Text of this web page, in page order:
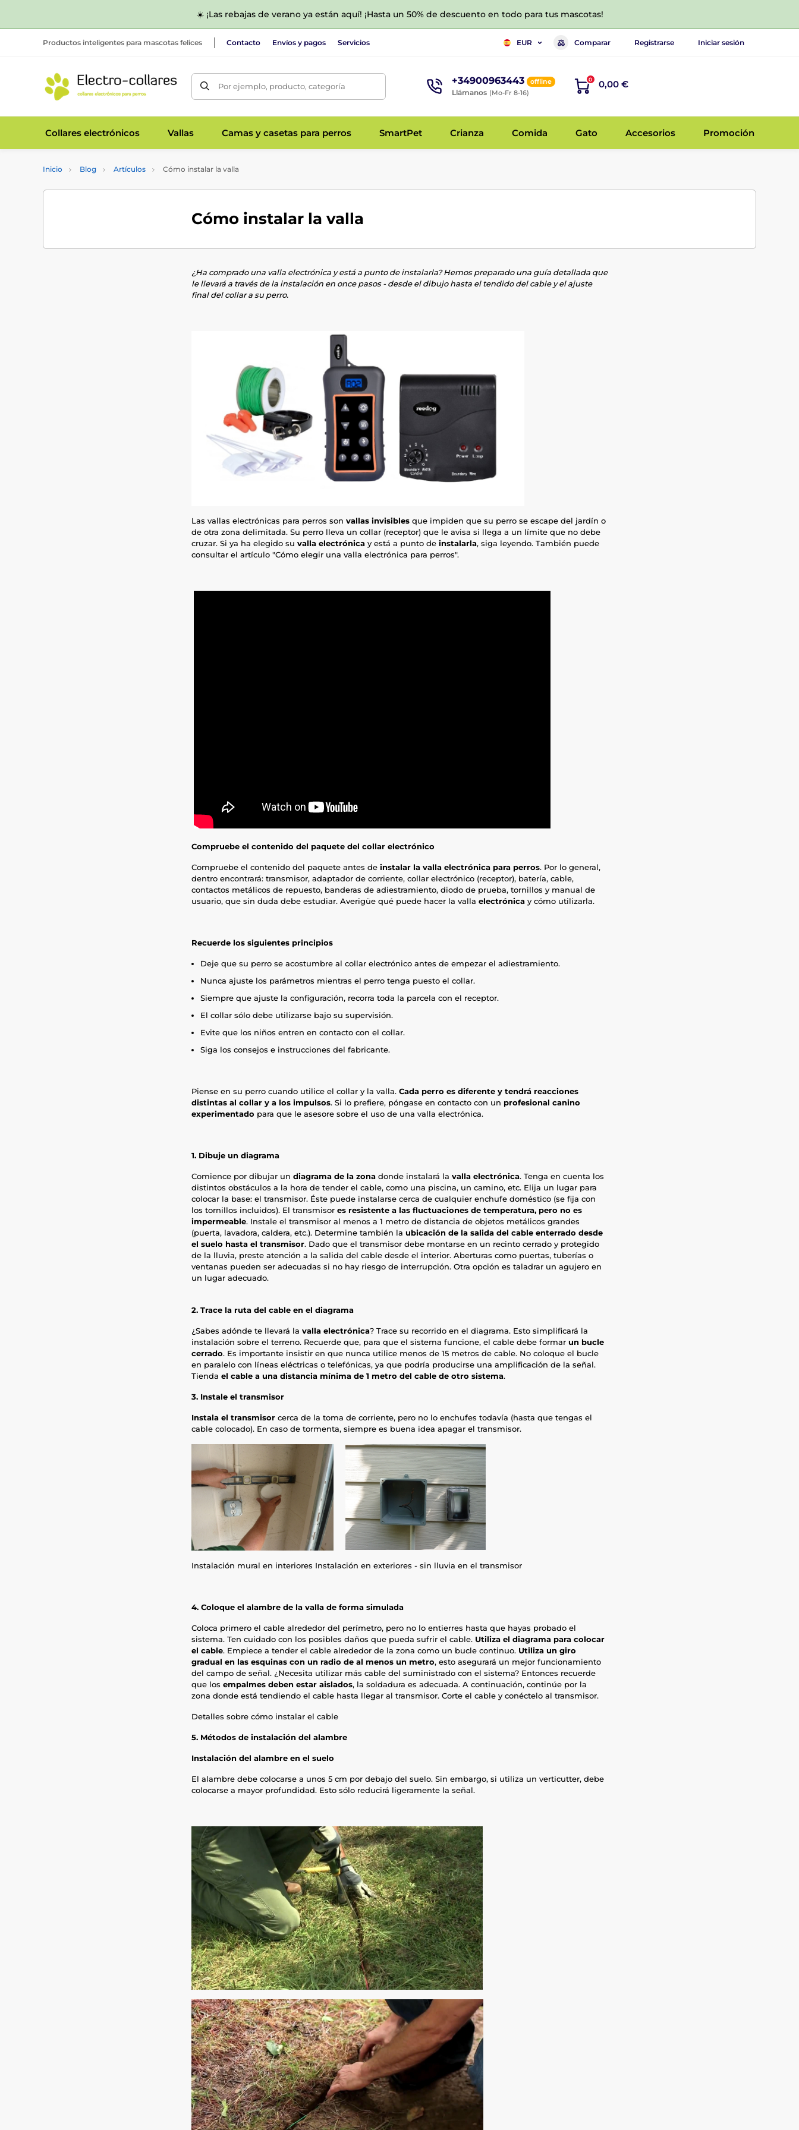
☀️ ¡Las rebajas de verano ya están aquí! ¡Hasta un 50% de descuento en todo para tus mascotas!
Productos inteligentes para mascotas felices Contacto Envíos y pagos Servicios EUR Comparar Registrarse Iniciar sesión
Por ejemplo, producto, categoría +34900963443 offline
Llámanos (Mo-Fr 8-16)
0 0,00 €
Collares electrónicos Vallas Camas y casetas para perros SmartPet Crianza Comida Gato Accesorios Promoción
Inicio Blog Artículos Cómo instalar la valla
Cómo instalar la valla
¿Ha comprado una valla electrónica y está a punto de instalarla? Hemos preparado una guía detallada que
le llevará a través de la instalación en once pasos - desde el dibujo hasta el tendido del cable y el ajuste
final del collar a su perro.
Las vallas electrónicas para perros son vallas invisibles que impiden que su perro se escape del jardín o
de otra zona delimitada. Su perro lleva un collar (receptor) que le avisa si llega a un límite que no debe
cruzar. Si ya ha elegido su valla electrónica y está a punto de instalarla, siga leyendo. También puede
consultar el artículo "Cómo elegir una valla electrónica para perros".
Compruebe el contenido del paquete del collar electrónico
Compruebe el contenido del paquete antes de instalar la valla electrónica para perros. Por lo general,
dentro encontrará: transmisor, adaptador de corriente, collar electrónico (receptor), batería, cable,
contactos metálicos de repuesto, banderas de adiestramiento, diodo de prueba, tornillos y manual de
usuario, que sin duda debe estudiar. Averigüe qué puede hacer la valla electrónica y cómo utilizarla.
Recuerde los siguientes principios
Deje que su perro se acostumbre al collar electrónico antes de empezar el adiestramiento.
Nunca ajuste los parámetros mientras el perro tenga puesto el collar.
Siempre que ajuste la configuración, recorra toda la parcela con el receptor.
El collar sólo debe utilizarse bajo su supervisión.
Evite que los niños entren en contacto con el collar.
Siga los consejos e instrucciones del fabricante.
Piense en su perro cuando utilice el collar y la valla. Cada perro es diferente y tendrá reacciones
distintas al collar y a los impulsos. Si lo prefiere, póngase en contacto con un profesional canino
experimentado para que le asesore sobre el uso de una valla electrónica.
1. Dibuje un diagrama
Comience por dibujar un diagrama de la zona donde instalará la valla electrónica. Tenga en cuenta los
distintos obstáculos a la hora de tender el cable, como una piscina, un camino, etc. Elija un lugar para
colocar la base: el transmisor. Éste puede instalarse cerca de cualquier enchufe doméstico (se fija con
los tornillos incluidos). El transmisor es resistente a las fluctuaciones de temperatura, pero no es
impermeable. Instale el transmisor al menos a 1 metro de distancia de objetos metálicos grandes
(puerta, lavadora, caldera, etc.). Determine también la ubicación de la salida del cable enterrado desde
el suelo hasta el transmisor. Dado que el transmisor debe montarse en un recinto cerrado y protegido
de la lluvia, preste atención a la salida del cable desde el interior. Aberturas como puertas, tuberías o
ventanas pueden ser adecuadas si no hay riesgo de interrupción. Otra opción es taladrar un agujero en
un lugar adecuado.
2. Trace la ruta del cable en el diagrama
¿Sabes adónde te llevará la valla electrónica? Trace su recorrido en el diagrama. Esto simplificará la
instalación sobre el terreno. Recuerde que, para que el sistema funcione, el cable debe formar un bucle
cerrado. Es importante insistir en que nunca utilice menos de 15 metros de cable. No coloque el bucle
en paralelo con líneas eléctricas o telefónicas, ya que podría producirse una amplificación de la señal.
Tienda el cable a una distancia mínima de 1 metro del cable de otro sistema.
3. Instale el transmisor
Instala el transmisor cerca de la toma de corriente, pero no lo enchufes todavía (hasta que tengas el
cable colocado). En caso de tormenta, siempre es buena idea apagar el transmisor.
Instalación mural en interiores Instalación en exteriores - sin lluvia en el transmisor
4. Coloque el alambre de la valla de forma simulada
Coloca primero el cable alrededor del perímetro, pero no lo entierres hasta que hayas probado el
sistema. Ten cuidado con los posibles daños que pueda sufrir el cable. Utiliza el diagrama para colocar
el cable. Empiece a tender el cable alrededor de la zona como un bucle continuo. Utiliza un giro
gradual en las esquinas con un radio de al menos un metro, esto asegurará un mejor funcionamiento
del campo de señal. ¿Necesita utilizar más cable del suministrado con el sistema? Entonces recuerde
que los empalmes deben estar aislados, la soldadura es adecuada. A continuación, continúe por la
zona donde está tendiendo el cable hasta llegar al transmisor. Corte el cable y conéctelo al transmisor.
Detalles sobre cómo instalar el cable
5. Métodos de instalación del alambre
Instalación del alambre en el suelo
El alambre debe colocarse a unos 5 cm por debajo del suelo. Sin embargo, si utiliza un verticutter, debe
colocarse a mayor profundidad. Esto sólo reducirá ligeramente la señal.